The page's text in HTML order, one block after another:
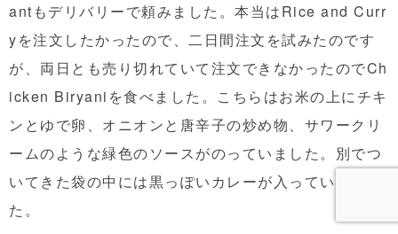
antもデリバリーで頼みました。本当はRice and Curr
yを注文したかったので、二日間注文を試みたのです
が、両日とも売り切れていて注文できなかったのでCh
icken Biryaniを食べました。こちらはお米の上にチキ
ンとゆで卵、オニオンと唐辛子の炒め物、サワークリ
ームのような緑色のソースがのっていました。別でつ
いてきた袋の中には黒っぽいカレーが入っていまし
た。